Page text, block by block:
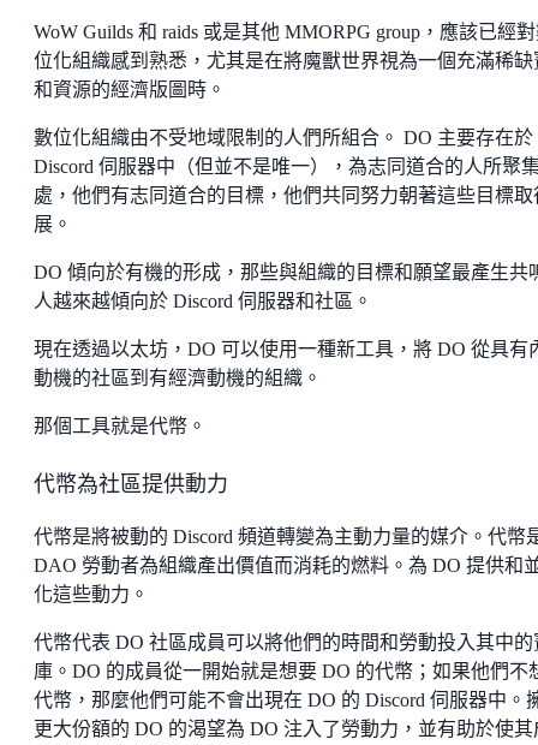
WoW Guilds 和 raids 或是其他 MMORPG group，應該已經
位化組織感到熟悉，尤其是在將魔獸世界視為一個充滿稀缺
和資源的經濟版圖時。
數位化組織由不受地域限制的人們所組合。 DO 主要存在於
Discord 伺服器中（但並不是唯一），為志同道合的人所聚
處，他們有志同道合的目標，他們共同努力朝著這些目標取
展。
DO 傾向於有機的形成，那些與組織的目標和願望最產生共
人越來越傾向於 Discord 伺服器和社區。
現在透過以太坊，DO 可以使用一種新工具，將 DO 從具有
動機的社區到有經濟動機的組織。
那個工具就是代幣。
代幣為社區提供動力
代幣是將被動的 Discord 頻道轉變為主動力量的媒介。代幣
DAO 勞動者為組織產出價值而消耗的燃料。為 DO 提供和
化這些動力。
代幣代表 DO 社區成員可以將他們的時間和勞動投入其中的
庫。DO 的成員從一開始就是想要 DO 的代幣；如果他們不
代幣，那麼他們可能不會出現在 DO 的 Discord 伺服器中。
更大份額的 DO 的渴望為 DO 注入了勞動力，並有助於使其